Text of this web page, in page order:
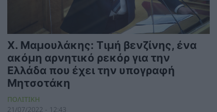
Χ. Μαμουλάκης: Τιμή βενζίνης, ένα
ακόμη αρνητικό ρεκόρ για την
Ελλάδα που έχει την υπογραφή
Μητσοτάκη
ΠΟΛΙΤΙΚΗ
21/07/2022 - 12:43